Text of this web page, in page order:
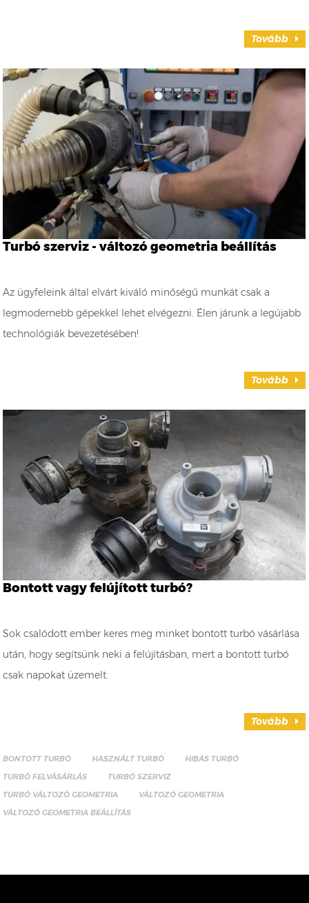
Tovább
Turbó szerviz - változó geometria beállítás
Az ügyfeleink által elvárt kiváló minőségű munkát csak a
legmodernebb gépekkel lehet elvégezni. Élen járunk a legújabb
technológiák bevezetésében!
Tovább
Bontott vagy felújított turbó?
Sok csalódott ember keres meg minket bontott turbó vásárlása
után, hogy segítsünk neki a felújításban, mert a bontott turbó
csak napokat üzemelt.
Tovább
BONTOTT TURBÓ HASZNÁLT TURBÓ
HIBÁS TURBÓ
TURBÓ FELVÁSÁRLÁS
TURBÓ SZERVIZ
TURBÓ VÁLTOZÓ GEOMETRIA
VÁLTOZÓ GEOMETRIA
VÁLTOZÓ GEOMETRIA BEÁLLÍTÁS